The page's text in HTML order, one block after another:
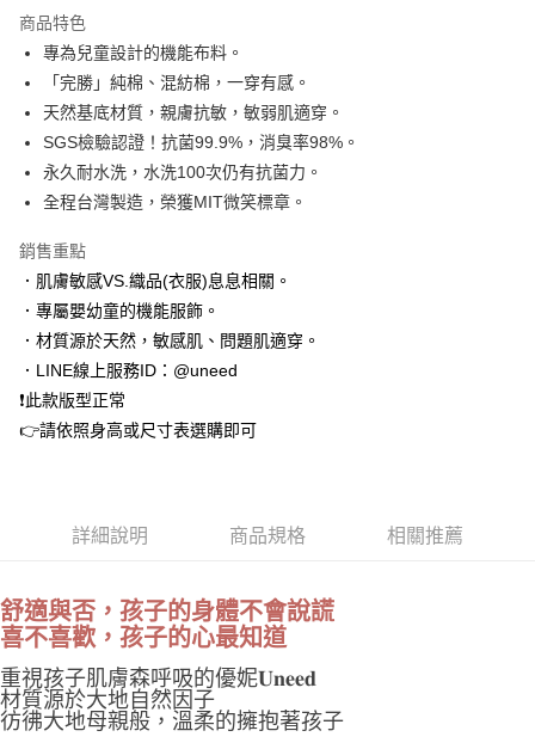
街口支付
悠遊付
Google Pay
全盈+PAY
相關說明
【關於「AFTEE先享後付」】
AFTEE先享後付是「在收到商品之後才付款」的支付方式。 讓您購物簡單
便利好安心！
１．簡單：不需註冊會員、不需綁卡、不需儲值。
２．便利：只要手機號碼，簡訊認證，即可結帳。
【「AFTEE先享後付」結帳流程】
ATM／網路銀行／等多元方式進行付款，方視為交易完成。
後付繳納相關費用。
※ 交易是否成功請以「AFTEE先享後付 」之結帳頁面顯示為準，若有關於
是否繳費成功／繳費後需取消欲退款等相關疑問，請聯繫「AFTEE先享後付
客戶支援中心」https://netprotections.freshdesk.com/support/home
【注意事項】
１．透過由恩沛科技股份有限公司提供之「AFTEE先享後付」服務完成之交
付款後 全家取貨
每筆NT$100，滿NT$2,000(含以上)免運費
付款後 7-11取貨
宅配
國家/地區配送
商品特色
專為兒童設計的機能布料。
「完勝」純棉、混紡棉，一穿有感。
天然基底材質，親膚抗敏，敏弱肌適穿。
SGS檢驗認證！抗菌99.9%，消臭率98%。
永久耐水洗，水洗100次仍有抗菌力。
全程台灣製造，榮獲MIT微笑標章。
銷售重點
．肌膚敏感VS.織品(衣服)息息相關。
．專屬嬰幼童的機能服飾。
．材質源於天然，敏感肌、問題肌適穿。
．LINE線上服務ID：@uneed
❗此款版型正常
👉請依照身高或尺寸表選購即可
詳細說明 商品規格 相關推薦
舒適與否，孩子的身體不會說謊
喜不喜歡，孩子的心最知道
重視孩子肌膚森呼吸的優妮𝐔𝐧𝐞𝐞𝐝
材質源於大地自然因子
彷彿大地母親般，溫柔的擁抱著孩子